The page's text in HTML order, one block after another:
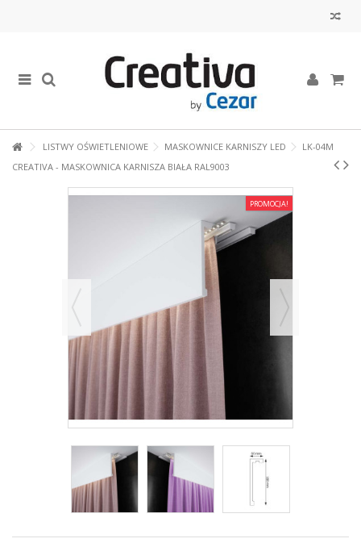
LISTWY OŚWIETLENIOWE MASKOWNICE KARNISZY LED
LK-04M
CREATIVA - MASKOWNICA KARNISZA BIAŁA RAL9003
PROMOCJA!